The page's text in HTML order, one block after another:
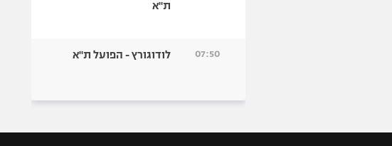
ת"א
07:50 לודוגורץ - הפועל ת"א